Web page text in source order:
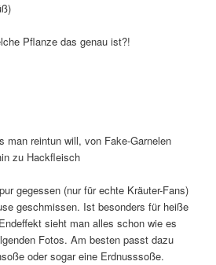
Pflanze das genau ist?!
man reintun will, von Fake-Garnelen
zu Hackfleisch
gegessen (nur für echte Kräuter-Fans)
geschmissen. Ist besonders für heiße
sieht man alles schon wie es
Fotos. Am besten passt dazu
oder sogar eine Erdnusssoße.